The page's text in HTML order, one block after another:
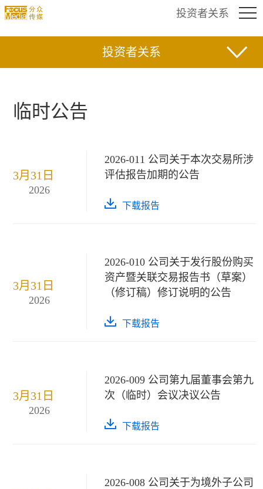
投资者关系
投资者关系
临时公告
3月31日
2026
2026-011 公司关于本次交易所涉
评估报告加期的公告
下载报告
3月31日
2026
2026-010 公司关于发行股份购买
资产暨关联交易报告书（草案）
（修订稿）修订说明的公告
下载报告
3月31日
2026
2026-009 公司第九届董事会第九
次（临时）会议决议公告
下载报告
2026-008 公司关于为境外子公司